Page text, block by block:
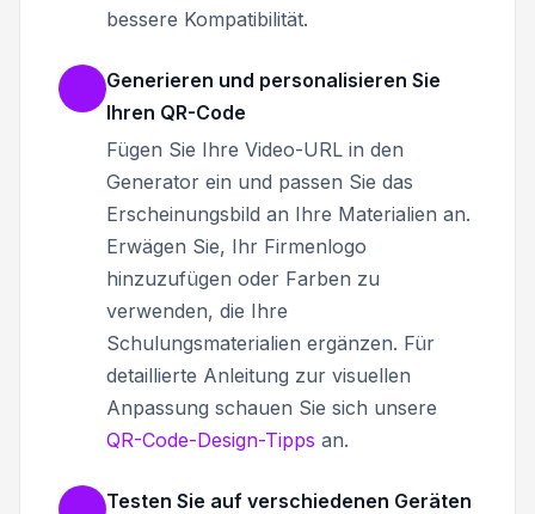
bessere Kompatibilität.
Generieren und personalisieren Sie
Ihren QR-Code
Fügen Sie Ihre Video-URL in den
Generator ein und passen Sie das
Erscheinungsbild an Ihre Materialien an.
Erwägen Sie, Ihr Firmenlogo
hinzuzufügen oder Farben zu
verwenden, die Ihre
Schulungsmaterialien ergänzen. Für
detaillierte Anleitung zur visuellen
Anpassung schauen Sie sich unsere
QR-Code-Design-Tipps an.
Testen Sie auf verschiedenen Geräten